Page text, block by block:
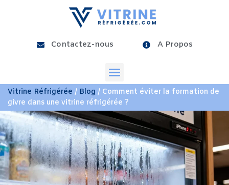
Contactez-nous A Propos
Vitrine Réfrigérée / Blog / Comment éviter la formation de
givre dans une vitrine réfrigérée ?